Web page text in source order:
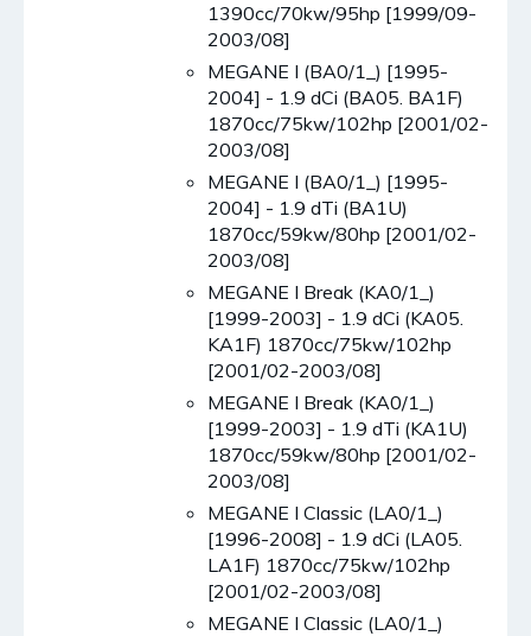
1390cc/70kw/95hp [1999/09-
2003/08]
MEGANE I (BA0/1_) [1995-
2004] - 1.9 dCi (BA05. BA1F)
1870cc/75kw/102hp [2001/02-
2003/08]
MEGANE I (BA0/1_) [1995-
2004] - 1.9 dTi (BA1U)
1870cc/59kw/80hp [2001/02-
2003/08]
MEGANE I Break (KA0/1_)
[1999-2003] - 1.9 dCi (KA05.
KA1F) 1870cc/75kw/102hp
[2001/02-2003/08]
MEGANE I Break (KA0/1_)
[1999-2003] - 1.9 dTi (KA1U)
1870cc/59kw/80hp [2001/02-
2003/08]
MEGANE I Classic (LA0/1_)
[1996-2008] - 1.9 dCi (LA05.
LA1F) 1870cc/75kw/102hp
[2001/02-2003/08]
MEGANE I Classic (LA0/1_)